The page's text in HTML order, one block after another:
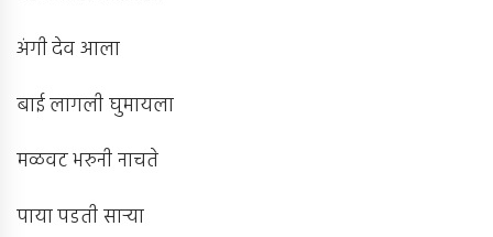
अंगी देव आला
बाई लागली घुमायला
मळवट भरुनी नाचते
पाया पडती सार्‍या